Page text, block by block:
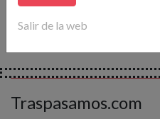
nuevos anuncios que
Traspasamos.com
Salir de la web